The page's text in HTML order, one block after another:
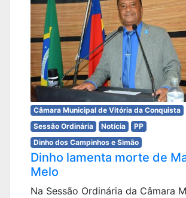
Câmara Municipal de Vitória da Conquista
Sessão Ordinária
Notícia
PP
Dinho dos Campinhos e Simão
Dinho lamenta morte de
Melo
Na Sessão Ordinária da Câmara